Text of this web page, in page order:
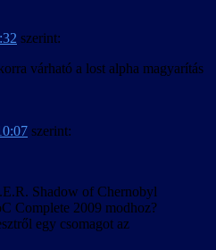
szerint:
várható a lost alpha magyarítás
szerint:
Shadow of Chernobyl
Complete 2009 modhoz?
egy csomagot az